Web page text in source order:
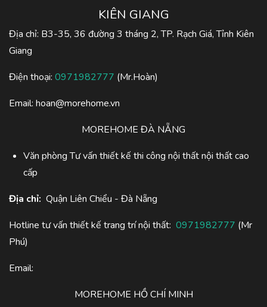
KIÊN GIANG
Địa chỉ: B3-35, 36 đường 3 tháng 2, TP. Rạch Giá, Tỉnh Kiên
Giang
Điện thoại: 0971982777 (Mr.Hoàn)
Email: hoan@morehome.vn
MOREHOME ĐÀ NẴNG
Văn phòng Tư vấn thiết kế thi công nội thất nội thất cao
cấp
Địa chỉ: Quận Liên Chiểu - Đà Nẵng
Hotline tư vấn thiết kế trang trí nội thất: 0971982777 (Mr
Phú)
Email:
MOREHOME HỒ CHÍ MINH